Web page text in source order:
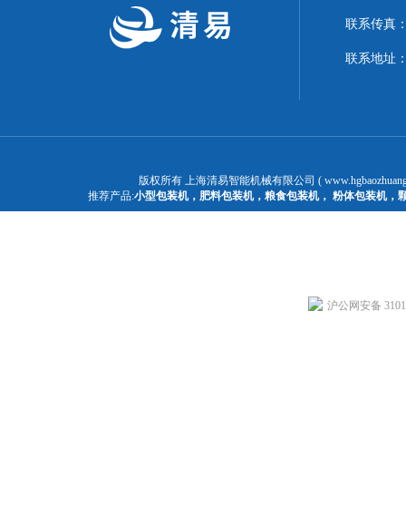
联系传真
联系地址
版权所有 上海清易智能机械有限公司 (
推荐产品:小型包装机， 肥料包装机， 粮食包装机， 粉体包装机，
沪公网安备